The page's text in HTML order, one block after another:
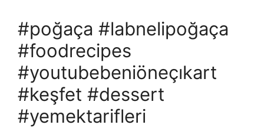
#poğaça #labnelipoğaça
#foodrecipes
#youtubebeniöneçıkart
#keşfet #dessert
#yemektarifleri